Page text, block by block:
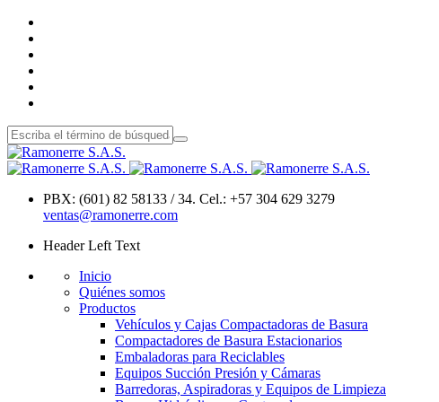
PBX: (601) 82 58133 / 34. Cel.: +57 304 629 3279
ventas@ramonerre.com
Header Left Text
Inicio
Quiénes somos
Productos
Vehículos y Cajas Compactadoras de Basura
Compactadores de Basura Estacionarios
Embaladoras para Reciclables
Equipos Succión Presión y Cámaras
Barredoras, Aspiradoras y Equipos de Limpieza